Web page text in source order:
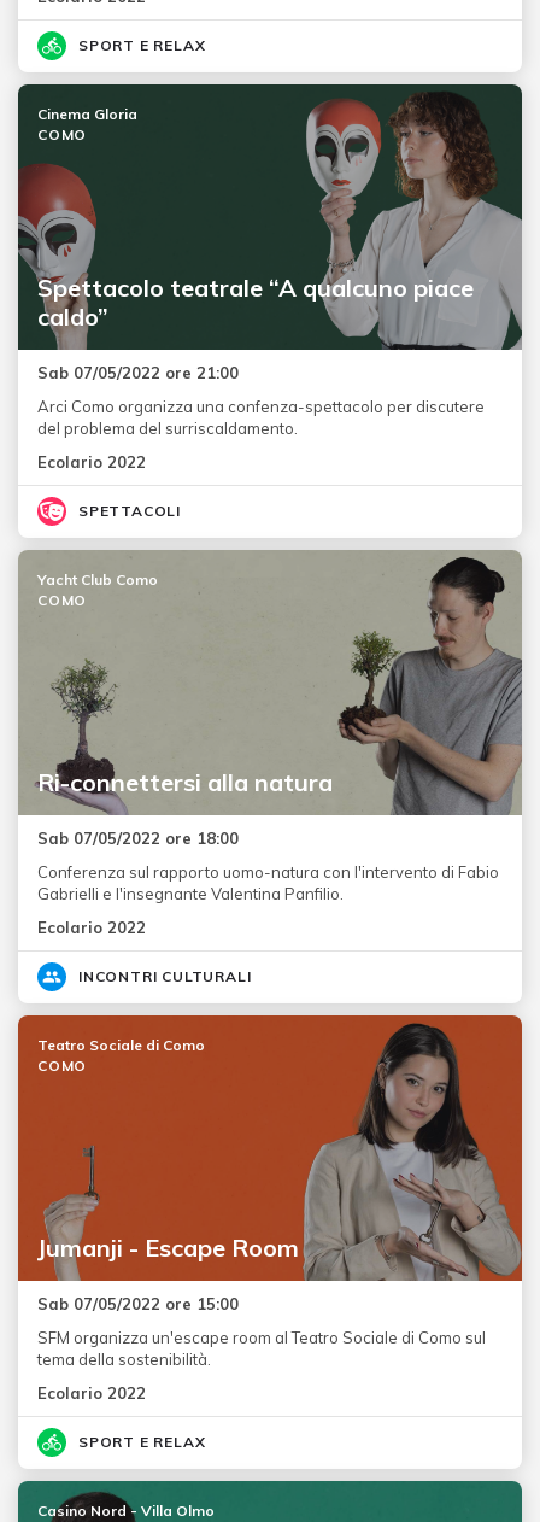
SPORT E RELAX
Spettacolo teatrale “A qualcuno piace
caldo”
Cinema Gloria
COMO
Sab 07/05/2022 ore 21:00
Arci Como organizza una confenza-spettacolo per discutere
del problema del surriscaldamento.
Ecolario 2022
SPETTACOLI
Ri-connettersi alla natura
Yacht Club Como
COMO
Sab 07/05/2022 ore 18:00
Conferenza sul rapporto uomo-natura con l'intervento di Fabio
Gabrielli e l'insegnante Valentina Panfilio.
Ecolario 2022
INCONTRI CULTURALI
Jumanji - Escape Room
Teatro Sociale di Como
COMO
Sab 07/05/2022 ore 15:00
SFM organizza un'escape room al Teatro Sociale di Como sul
tema della sostenibilità.
Ecolario 2022
SPORT E RELAX
Casino Nord - Villa Olmo